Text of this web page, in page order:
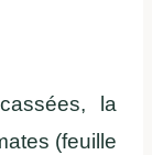
la
(feuille